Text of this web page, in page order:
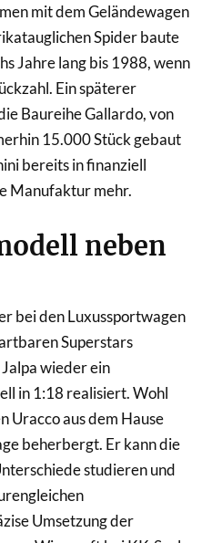
mit dem Geländewagen
Spider baute
Jahre lang bis 1988, wenn
Ein späterer
Baureihe Gallardo, von
15.000 Stück gebaut
bereits in finanziell
Manufaktur mehr.
neben
bei den Luxussportwagen
Superstars
wieder ein
in 1:18 realisiert. Wohl
Uracco aus dem Hause
beherbergt. Er kann die
studieren und
Umsetzung der